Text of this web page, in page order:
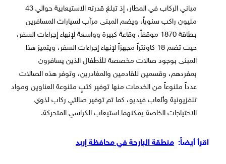
مباني الركاب في المطار، إذ تبلغ قدرته الاستيعابية حوالي 43
مليون راكب سنوياً، ويضم المبنى مرآب لسيارات المسافرين
بـطاقة 1870 موقفاً، وقاعة كبيرة وواسعة لإنهاء إجراءات السفر،
حيث تضم 18 كاونتراً مجهزاً لإنهاء إجراءات السفر، ويتميز هذا
المبنى بوجود صالات مخصصة للأطفال الذين يسافرون
بمفردهم، وقسمين للقادمين والمغادرين، وتوفر هذه الصالات
عدداً متنوعاً من الخدمات منها توفير كتبٍ متنوعة العناوين ومواد
تلفزيونية وألعاب فيديو، كما تم توفير صالتي ركاب لذوي
الاحتياجات الخاصة يمكنهما استيعاب الكراسي المتحركة.
اقرأ أيضاً: منطقة البارحة في محافظة إربد